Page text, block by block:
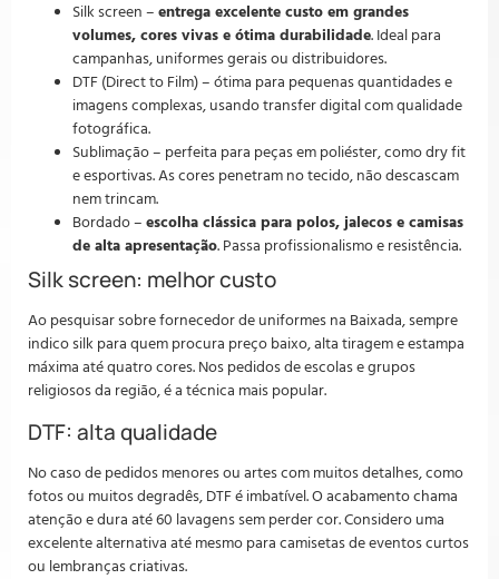
Silk screen – entrega excelente custo em grandes
volumes, cores vivas e ótima durabilidade. Ideal para
campanhas, uniformes gerais ou distribuidores.
DTF (Direct to Film) – ótima para pequenas quantidades e
imagens complexas, usando transfer digital com qualidade
fotográfica.
Sublimação – perfeita para peças em poliéster, como dry fit
e esportivas. As cores penetram no tecido, não descascam
nem trincam.
Bordado – escolha clássica para polos, jalecos e camisas
de alta apresentação. Passa profissionalismo e resistência.
Silk screen: melhor custo
Ao pesquisar sobre fornecedor de uniformes na Baixada, sempre
indico silk para quem procura preço baixo, alta tiragem e estampa
máxima até quatro cores. Nos pedidos de escolas e grupos
religiosos da região, é a técnica mais popular.
DTF: alta qualidade
No caso de pedidos menores ou artes com muitos detalhes, como
fotos ou muitos degradês, DTF é imbatível. O acabamento chama
atenção e dura até 60 lavagens sem perder cor. Considero uma
excelente alternativa até mesmo para camisetas de eventos curtos
ou lembranças criativas.